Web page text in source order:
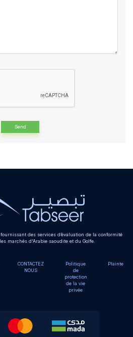
des services d’évaluation de la conformité
marchés d'Arabie saoudite et du Golfe.
CONTACTEZ
NOUS
Politique
de
protection
de la vie
privée
Plainte